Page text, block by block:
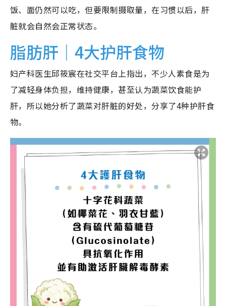
饭、面仍然可以吃，但要限制摄取量，在习惯以后，肝
脏就会自然会正常状态。
脂肪肝｜4大护肝食物
妇产科医生邱筱宸在社交平台上指出，不少人素食是为
了减轻身体负担，维持健康，甚至认为蔬菜饮食能护
肝，所以她分析了蔬菜对肝脏的好处，分享了4种护肝食
物。